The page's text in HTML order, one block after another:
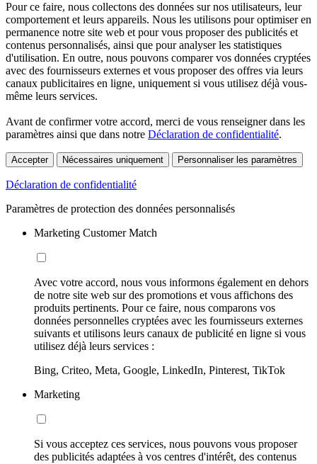
Pour ce faire, nous collectons des données sur nos utilisateurs, leur
comportement et leurs appareils. Nous les utilisons pour optimiser en
permanence notre site web et pour vous proposer des publicités et
contenus personnalisés, ainsi que pour analyser les statistiques
d'utilisation. En outre, nous pouvons comparer vos données cryptées
avec des fournisseurs externes et vous proposer des offres via leurs
canaux publicitaires en ligne, uniquement si vous utilisez déjà vous-
même leurs services.
Avant de confirmer votre accord, merci de vous renseigner dans les
paramètres ainsi que dans notre Déclaration de confidentialité.
Accepter Nécessaires uniquement Personnaliser les paramètres
Déclaration de confidentialité
Paramètres de protection des données personnalisés
Marketing Customer Match
Avec votre accord, nous vous informons également en dehors
de notre site web sur des promotions et vous affichons des
produits pertinents. Pour ce faire, nous comparons vos
données personnelles cryptées avec les fournisseurs externes
suivants et utilisons leurs canaux de publicité en ligne si vous
utilisez déjà leurs services :
Bing, Criteo, Meta, Google, LinkedIn, Pinterest, TikTok
Marketing
Si vous acceptez ces services, nous pouvons vous proposer
des publicités adaptées à vos centres d'intérêt, des contenus